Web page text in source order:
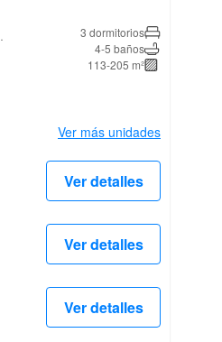
3 dormitorios
4-5 baños
113-205 m²
Ver más unidades
Ver detalles
Ver detalles
Ver detalles